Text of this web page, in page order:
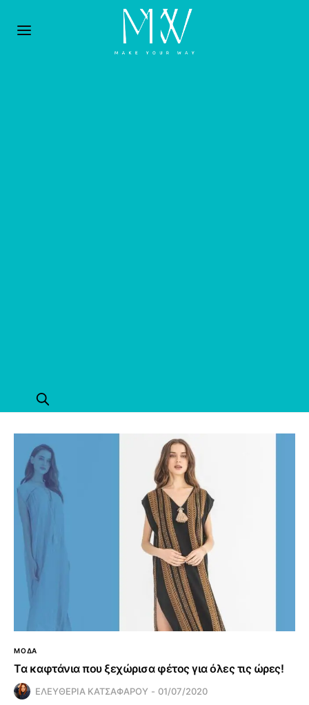
ΜΟΔΑ
Τα καφτάνια που ξεχώρισα φέτος για όλες τις ώρες!
ΕΛΕΥΘΕΡΙΑ ΚΑΤΣΑΦΑΡΟΥ 01/07/2020